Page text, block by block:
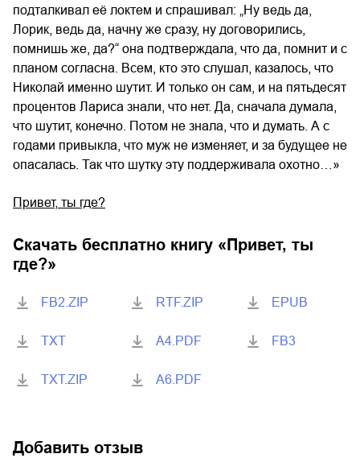
подталкивал её локтем и спрашивал: „Ну ведь да,
Лорик, ведь да, начну же сразу, ну договорились,
помнишь же, да?“ она подтверждала, что да, помнит и с
планом согласна. Всем, кто это слушал, казалось, что
Николай именно шутит. И только он сам, и на пятьдесят
процентов Лариса знали, что нет. Да, сначала думала,
что шутит, конечно. Потом не знала, что и думать. А с
годами привыкла, что муж не изменяет, и за будущее не
опасалась. Так что шутку эту поддерживала охотно…»
Привет, ты где?
Скачать бесплатно книгу « Привет, ты
где?»
FB2.ZIP
TXT
TXT.ZIP
RTF.ZIP
A4.PDF
A6.PDF
EPUB
FB3
Добавить отзыв